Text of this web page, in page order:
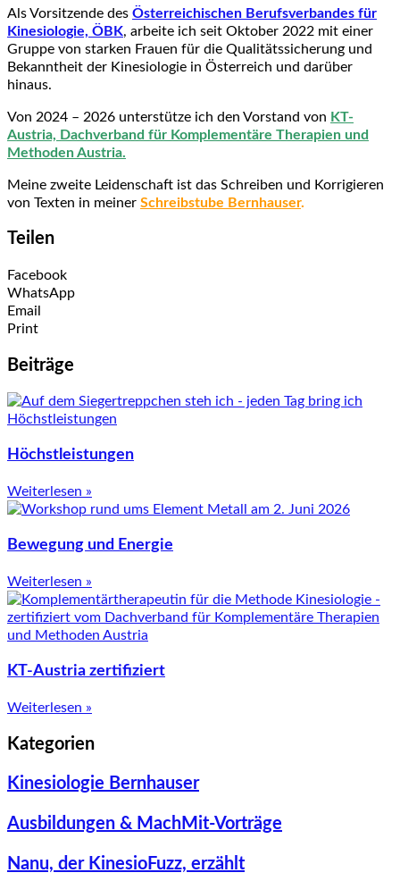
Als Vorsitzende des Österreichischen Berufsverbandes für
Kinesiologie, ÖBK, arbeite ich seit Oktober 2022 mit einer
Gruppe von starken Frauen für die Qualitätssicherung und
Bekanntheit der Kinesiologie in Österreich und darüber
hinaus.
Von 2024 – 2026 unterstütze ich den Vorstand von KT-
Austria, Dachverband für Komplementäre Therapien und
Methoden Austria.
Meine zweite Leidenschaft ist das Schreiben und Korrigieren
von Texten in meiner Schreibstube Bernhauser.
Teilen
Facebook
WhatsApp
Email
Print
Beiträge
Höchstleistungen
Weiterlesen »
Bewegung und Energie
Weiterlesen »
KT-Austria zertifiziert
Weiterlesen »
Kategorien
Kinesiologie Bernhauser
Ausbildungen & MachMit-Vorträge
Nanu, der KinesioFuzz, erzählt